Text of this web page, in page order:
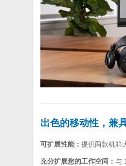
出色的移动性，兼
可扩展性能：提供两款机箱
充分扩展您的工作空间：与